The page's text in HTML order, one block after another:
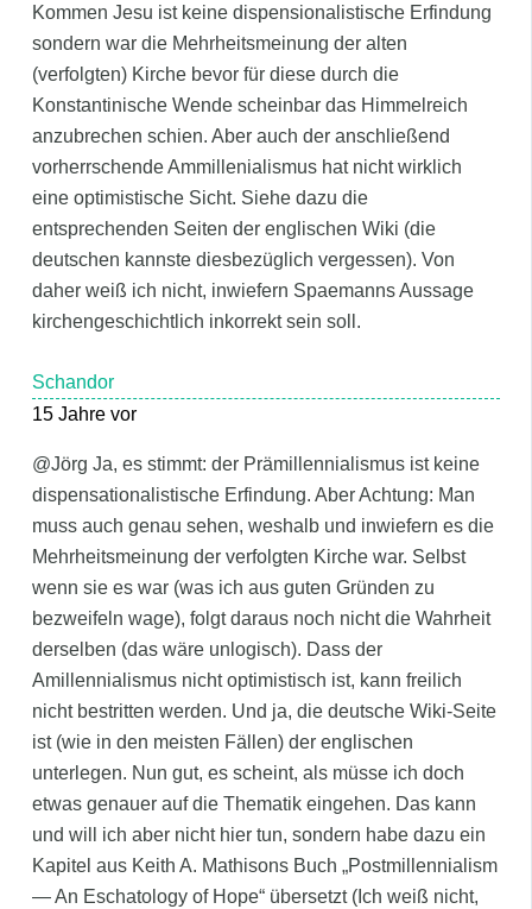
Kommen Jesu ist keine dispensionalistische Erfindung
sondern war die Mehrheitsmeinung der alten
(verfolgten) Kirche bevor für diese durch die
Konstantinische Wende scheinbar das Himmelreich
anzubrechen schien. Aber auch der anschließend
vorherrschende Ammillenialismus hat nicht wirklich
eine optimistische Sicht. Siehe dazu die
entsprechenden Seiten der englischen Wiki (die
deutschen kannste diesbezüglich vergessen). Von
daher weiß ich nicht, inwiefern Spaemanns Aussage
kirchengeschichtlich inkorrekt sein soll.
Schandor
15 Jahre vor
@Jörg Ja, es stimmt: der Prämillennialismus ist keine
dispensationalistische Erfindung. Aber Achtung: Man
muss auch genau sehen, weshalb und inwiefern es die
Mehrheitsmeinung der verfolgten Kirche war. Selbst
wenn sie es war (was ich aus guten Gründen zu
bezweifeln wage), folgt daraus noch nicht die Wahrheit
derselben (das wäre unlogisch). Dass der
Amillennialismus nicht optimistisch ist, kann freilich
nicht bestritten werden. Und ja, die deutsche Wiki-Seite
ist (wie in den meisten Fällen) der englischen
unterlegen. Nun gut, es scheint, als müsse ich doch
etwas genauer auf die Thematik eingehen. Das kann
und will ich aber nicht hier tun, sondern habe dazu ein
Kapitel aus Keith A. Mathisons Buch „Postmillennialism
— An Eschatology of Hope“ übersetzt (Ich weiß nicht,